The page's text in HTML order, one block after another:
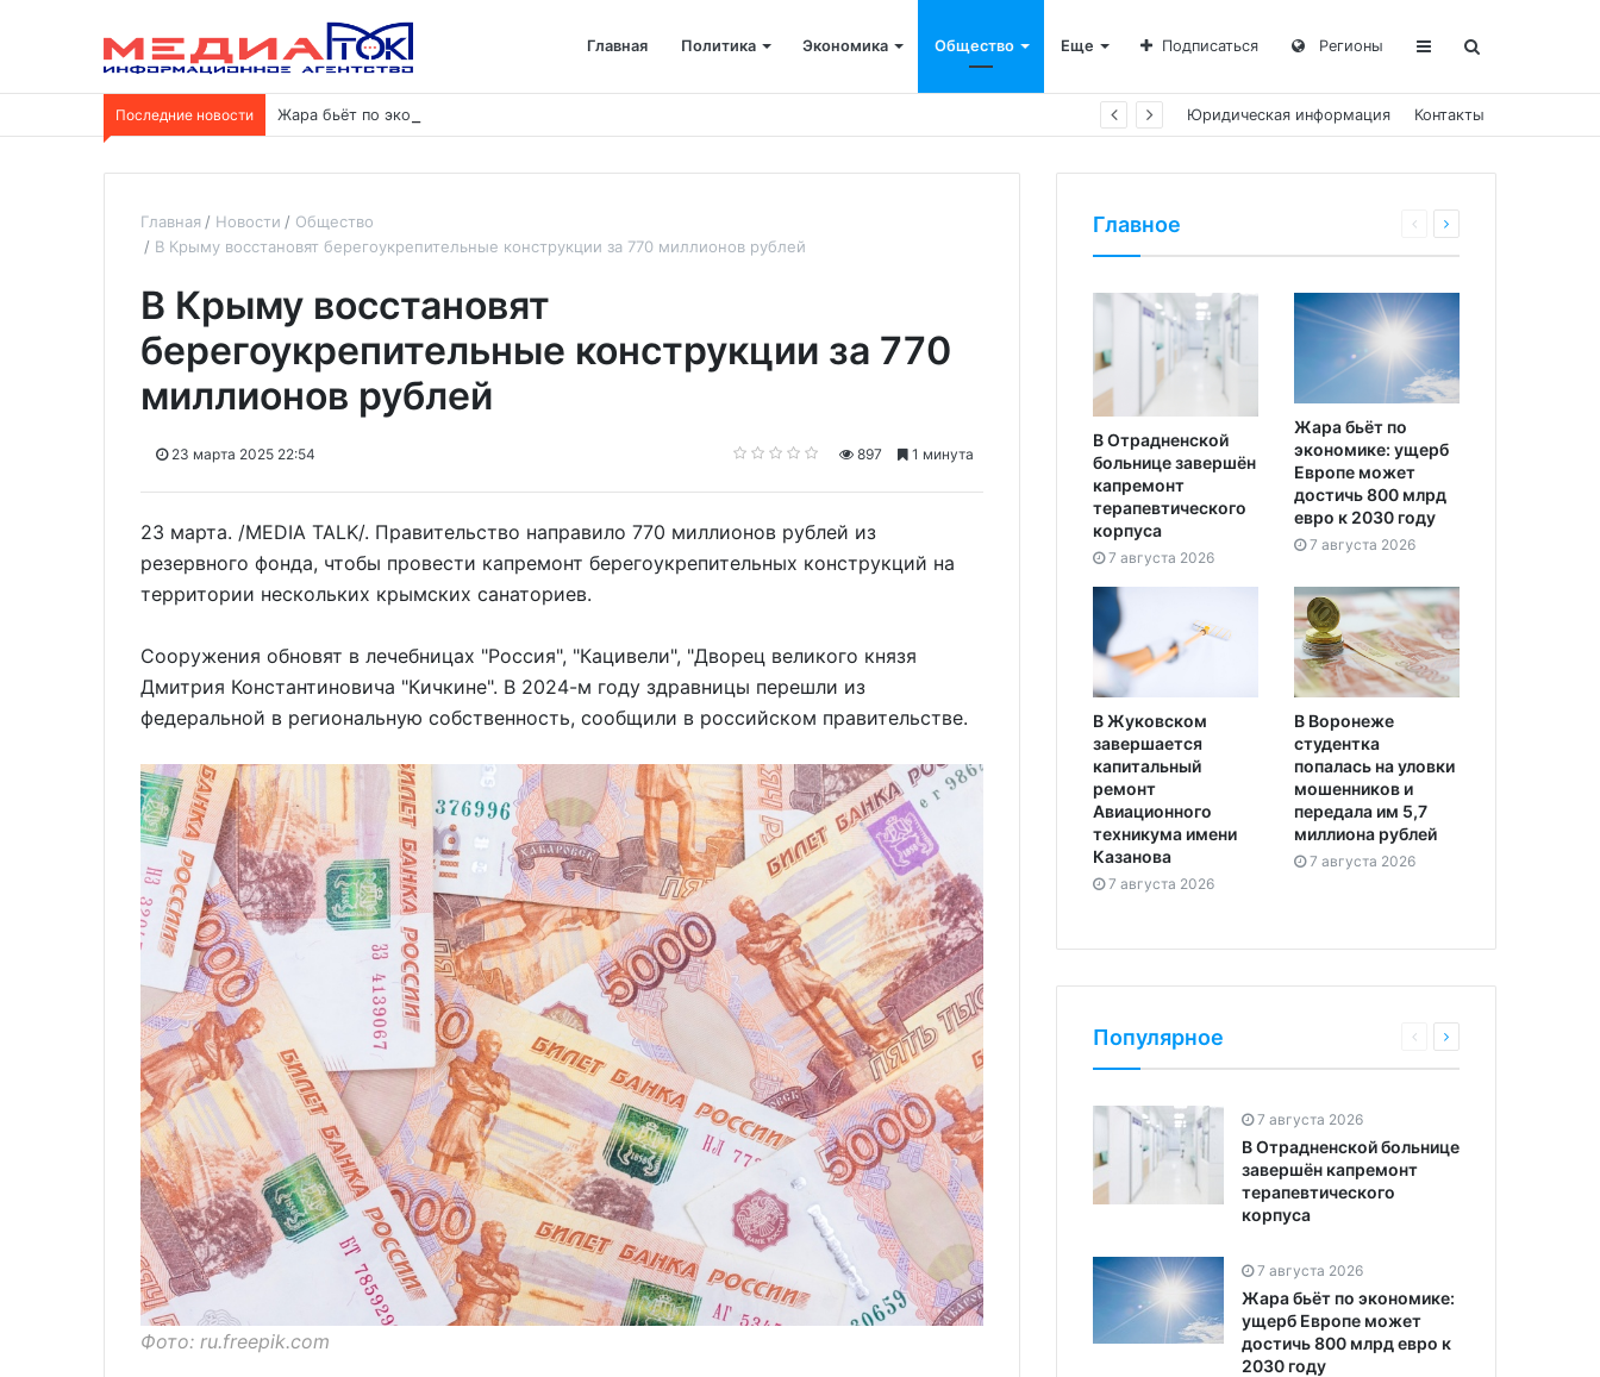
Главная Политика Экономика Общество Еще Подписаться Регионы
Последние новости Жара бьёт по экономике: ущерб Европе может достичь 800 млрд евро к 2030 году Юридическая информация Контакты
Главная Новости
Общество
В Крыму восстановят берегоукрепительные конструкции за 770 миллионов рублей
В Крыму восстановят
берегоукрепительные конструкции за 770
миллионов рублей
23 марта 2025 22:54 897 1 минута
23 марта. /MEDIA TALK/. Правительство направило 770 миллионов рублей из
резервного фонда, чтобы провести капремонт берегоукрепительных конструкций на
территории нескольких крымских санаториев.
Сооружения обновят в лечебницах "Россия", "Кацивели", "Дворец великого князя
Дмитрия Константиновича "Кичкине". В 2024-м году здравницы перешли из
федеральной в региональную собственность, сообщили в российском правительстве.
Фото: ru.freepik.com
Главное
В Отрадненской
больнице завершён
капремонт
терапевтического
корпуса
7 августа 2026
Жара бьёт по
экономике: ущерб
Европе может
достичь 800 млрд
евро к 2030 году
7 августа 2026
В Жуковском
завершается
капитальный
ремонт
Авиационного
техникума имени
Казанова
7 августа 2026
В Воронеже
студентка
попалась на уловки
мошенников и
передала им 5,7
миллиона рублей
7 августа 2026
Популярное
7 августа 2026
В Отрадненской больнице
завершён капремонт
терапевтического
корпуса
7 августа 2026
Жара бьёт по экономике:
ущерб Европе может
достичь 800 млрд евро к
2030 году